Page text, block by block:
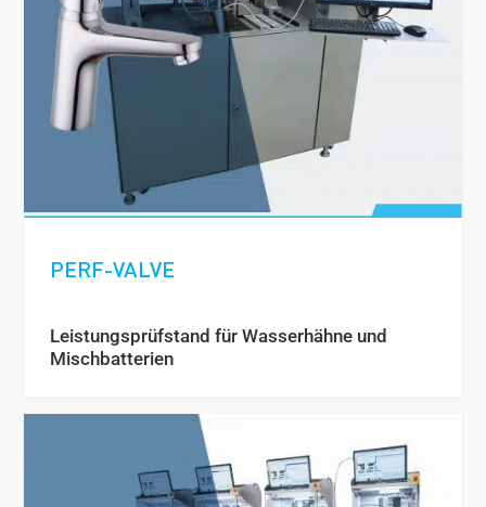
PERF-VALVE
Leistungsprüfstand für Wasserhähne und
Mischbatterien